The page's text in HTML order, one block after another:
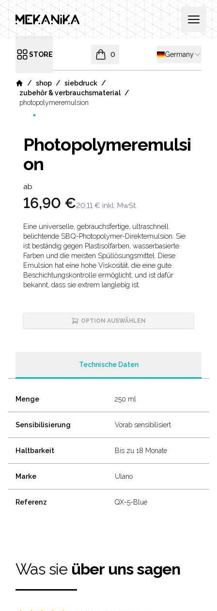
MEKANIKA Open
Open menu
STORE Shipping country
Germany
0
items in cart, view bag
Home
/ shop / siebdruck /
zubehör & verbrauchsmaterial /
photopolymeremulsion
Photopolymeremulsi
on
Product information
ab
16,90 €20,11 € inkl. MwSt.
Description
Eine universelle, gebrauchsfertige, ultraschnell
belichtende SBQ-Photopolymer-Direktemulsion. Sie
ist beständig gegen Plastisolfarben, wasserbasierte
Farben und die meisten Spüllösungsmittel. Diese
Emulsion hat eine hohe Viskosität, die eine gute
Beschichtungskontrolle ermöglicht, und ist dafür
bekannt, dass sie extrem langlebig ist.
OPTION AUSWÄHLEN
Technische Daten
Menge 250 ml
Sensibilisierung Vorab sensibilisiert
Haltbarkeit Bis zu 18 Monate
Marke Ulano
Referenz QX-5-Blue
Was sie über uns sagen